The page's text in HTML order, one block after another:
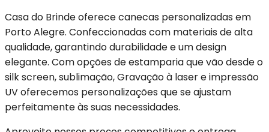
Casa do Brinde oferece canecas personalizadas em
Porto Alegre. Confeccionadas com materiais de alta
qualidade, garantindo durabilidade e um design
elegante. Com opções de estamparia que vão desde o
silk screen, sublimação, Gravação à laser e impressão
UV oferecemos personalizações que se ajustam
perfeitamente às suas necessidades.